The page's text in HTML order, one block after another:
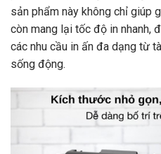
sản phẩm này không chỉ giúp
còn mang lại tốc độ in nhanh,
các nhu cầu in ấn đa dạng từ
sống động.